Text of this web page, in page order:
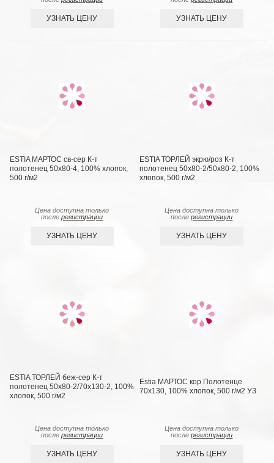
УЗНАТЬ ЦЕНУ УЗНАТЬ ЦЕНУ
ESTIA МАРТОС св-сер К-т
полотенец 50х80-4, 100% хлопок,
500 г/м2
Цена доступна только
послерегистрации
УЗНАТЬ ЦЕНУ
ESTIA ТОРЛЕЙ экрю/роз К-т
полотенец 50х80-2/50х80-2, 100%
хлопок, 500 г/м2
Цена доступна только
послерегистрации
УЗНАТЬ ЦЕНУ
ESTIA ТОРЛЕЙ беж-сер К-т
полотенец 50х80-2/70х130-2, 100%
хлопок, 500 г/м2
Цена доступна только
послерегистрации
УЗНАТЬ ЦЕНУ
Estia МАРТОС кор Полотенце
70х130, 100% хлопок, 500 г/м2 УЗ
Цена доступна только
послерегистрации
УЗНАТЬ ЦЕНУ